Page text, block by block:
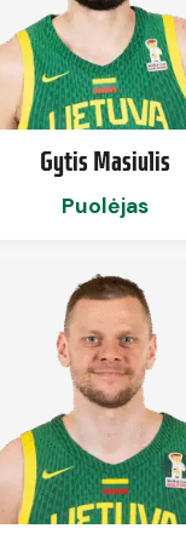
Gytis Masiulis
Puolėjas